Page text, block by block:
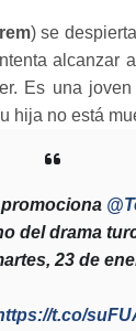
) se
alcanzar
Es una
hija no está
promociona
del drama
23 de
t.co/